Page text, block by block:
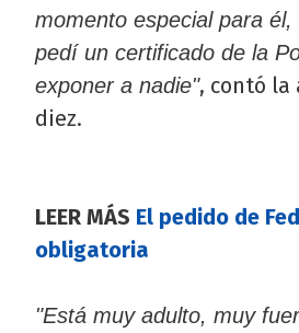
momento especial para
pedí un certificado de la
exponer a nadie", contó la
diez.
LEER MÁS El pedido de
obligatoria
"Está muy adulto, muy